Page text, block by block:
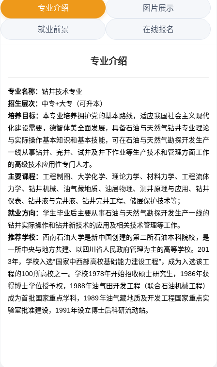
专业介绍 图片展示
就业前景 在线报名
专业介绍
专业名称： 钻井技术专业
招生层次： 中专+大专（可升本）
培养目标： 本专业培养拥护党的基本路线，适应我国社会主义现代
化建设需要，德智体美全面发展，具备石油与天然气钻井专业理论
与实际操作基本知识和基本技能，可在石油与天然气勘探开发生产
一线从事钻井、完井、试井及井下作业等生产技术和管理方面工作
的高级技术应用性专门人才。
主要课程： 工程制图、大学化学、理论力学、材料力学、工程流体
力学、钻井机械、油气藏地质、油层物理、测井原理与应用、钻井
仪表、钻井液与完井液、钻井完井工程、储层保护技术等；
就业方向： 学生毕业后主要从事石油与天然气勘探开发生产一线的
钻井实际操作和钻井新技术的应用及相关技术管理等工作。
推荐学校： 西南石油大学是新中国创建的第二所石油本科院校，是
一所中央与地方共建、以四川省人民政府管理为主的高等学校。201
3年，学校入选“国家中西部高校基础能力建设工程”，成为入选该工
程的100所高校之一。学校1978年开始招收硕士研究生，1986年获
得博士学位授予权，1988年油气田开发工程（联合石油机械工程）
成为首批国家重点学科，1989年油气藏地质及开发工程国家重点实
验室批准建设，1991年设立博士后科研流动站。